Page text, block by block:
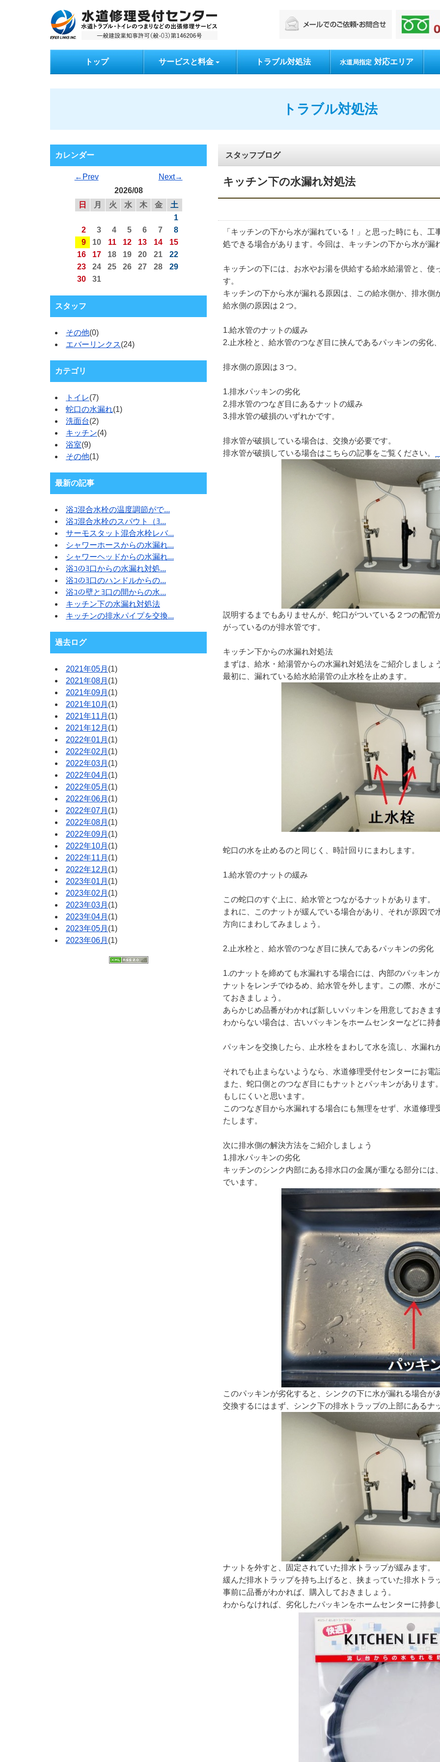
トップ サービスと料金 トラブル対処法 水道局指定 対応エリア
トラブル対処法
スタッフブログ
キッチン下の水漏れ対処法
「キッチンの下から水が漏れている！」と思った時にも、
処できる場合があります。今回は、キッチンの下から水が漏
キッチンの下には、お水やお湯を供給する給水給湯管と、
す。
キッチンの下から水が漏れる原因は、この給水側か、排水側
給水側の原因は２つ。
1.給水管のナットの緩み
2.止水栓と、給水管のつなぎ目に挟んであるパッキンの劣化
排水側の原因は３つ。
1.排水パッキンの劣化
2.排水管のつなぎ目にあるナットの緩み
3.排水管の破損のいずれかです。
排水管が破損している場合は、交換が必要です。
排水管が破損している場合はこちらの記事をご覧ください。
説明するまでもありませんが、蛇口がついている２つの配
がっているのが排水管です。
キッチン下からの水漏れ対処法
まずは、給水・給湯管からの水漏れ対処法をご紹介しましょ
最初に、漏れている給水給湯管の止水栓を止めます。
蛇口の水を止めるのと同じく、時計回りにまわします。
1.給水管のナットの緩み
この蛇口のすぐ上に、給水管とつながるナットがあります。
まれに、このナットが緩んでいる場合があり、それが原因
方向にまわしてみましょう。
2.止水栓と、給水管のつなぎ目に挟んであるパッキンの劣化
1.のナットを締めても水漏れする場合には、内部のパッキン
ナットをレンチでゆるめ、給水管を外します。この際、水
ておきましょう。
あらかじめ品番がわかれば新しいパッキンを用意しておきま
わからない場合は、古いパッキンをホームセンターなどに持
パッキンを交換したら、止水栓をまわして水を流し、水漏れ
それでも止まらないようなら、水道修理受付センターにお電
また、蛇口側とのつなぎ目にもナットとパッキンがありま
もしにくいと思います。
このつなぎ目から水漏れする場合にも無理をせず、水道修
たします。
次に排水側の解決方法をご紹介しましょう
1.排水パッキンの劣化
キッチンのシンク内部にある排水口の金属が重なる部分に
でいます。
このパッキンが劣化すると、シンクの下に水が漏れる場合が
交換するにはまず、シンク下の排水トラップの上部にあるナ
ナットを外すと、固定されていた排水トラップが緩みます。
緩んだ排水トラップを持ち上げると、挟まっていた排水トラ
事前に品番がわかれば、購入しておきましょう。
わからなければ、劣化したパッキンをホームセンターに持参
カレンダー
←Prev
Next→
2026/08
日
月 火 水 木 金
土
1
2
3 4 5 6 7
8
9
10 11 12 13 14
15
16
17 18 19 20 21
22
23
24 25 26 27 28
29
30
31
スタッフ
その他(0)
エバーリンクス(24)
カテゴリ
トイレ(7)
蛇口の水漏れ(1)
洗面台(2)
キッチン(4)
浴室(9)
その他(1)
最新の記事
浴ｺ混合水栓の温度調節がで...
浴ｺ混合水栓のスパウト（ﾖ...
サーモスタット混合水栓レバ...
シャワーホースからの水漏れ...
シャワーヘッドからの水漏れ...
浴ｺのﾖ口からの水漏れ対処...
浴ｺのﾖ口のハンドルからの...
浴ｺの壁とﾖ口の間からの水...
キッチン下の水漏れ対処法
キッチンの排水パイプを交換...
過去ログ
2021年05月 (1)
2021年08月 (1)
2021年09月 (1)
2021年10月 (1)
2021年11月 (1)
2021年12月 (1)
2022年01月 (1)
2022年02月 (1)
2022年03月 (1)
2022年04月 (1)
2022年05月 (1)
2022年06月 (1)
2022年07月 (1)
2022年08月 (1)
2022年09月 (1)
2022年10月 (1)
2022年11月 (1)
2022年12月 (1)
2023年01月 (1)
2023年02月 (1)
2023年03月 (1)
2023年04月 (1)
2023年05月 (1)
2023年06月 (1)